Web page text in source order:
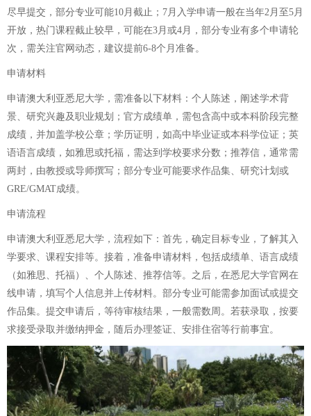
尽早提交，部分专业可能10月截止；7月入学申请一般在当年2月至5月
开放，热门课程截止较早，可能在3月或4月，部分专业有多个申请轮
次，需关注官网动态，建议提前6-8个月准备。
申请材料
申请澳大利亚悉尼大学，需准备以下材料：个人陈述，阐述学术背
景、研究兴趣及职业规划；官方成绩单，需包含高中或本科阶段完整
成绩，并加盖学校公章；学历证明，如高中毕业证或本科学位证；英
语语言成绩，如雅思或托福，需达到学校要求分数；推荐信，通常需
两封，由教授或导师撰写；部分专业可能要求作品集、研究计划或
GRE/GMAT成绩。
申请流程
申请澳大利亚悉尼大学，流程如下：首先，确定目标专业，了解其入
学要求、课程安排等。接着，准备申请材料，包括成绩单、语言成绩
（如雅思、托福）、个人陈述、推荐信等。之后，在悉尼大学官网在
线申请，填写个人信息并上传材料。部分专业可能需参加面试或提交
作品集。提交申请后，等待审核结果，一般需数周。若获录取，按要
求接受录取并缴纳押金，随后办理签证、安排住宿等行前事宜。